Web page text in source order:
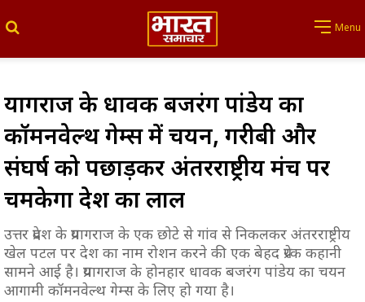
Menu
प्रयागराज के धावक बजरंग पांडेय का
कॉमनवेल्थ गेम्स में चयन, गरीबी और
संघर्ष को पछाड़कर अंतरराष्ट्रीय मंच पर
चमकेगा देश का लाल
उत्तर प्रदेश के प्रयागराज के एक छोटे से गांव से निकलकर अंतरराष्ट्रीय
खेल पटल पर देश का नाम रोशन करने की एक बेहद प्रेरक कहानी
सामने आई है। प्रयागराज के होनहार धावक बजरंग पांडेय का चयन
आगामी कॉमनवेल्थ गेम्स के लिए हो गया है।